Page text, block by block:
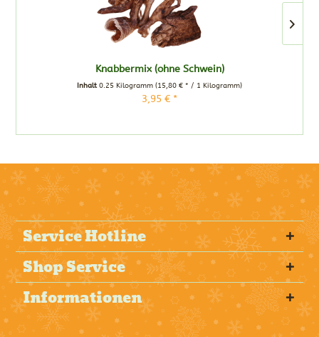
Knabbermix (ohne Schwein)
Inhalt0.25 Kilogramm (15,80 € * / 1 Kilogramm)
3,95 € *
Service Hotline
Shop Service
Informationen